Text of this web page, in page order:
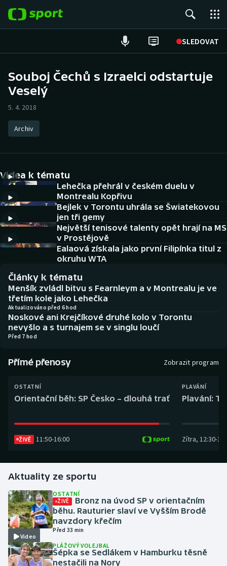
SLEDOVAT
Hokej
Atletika
DALŠÍ SPORTY
Americký fotbal
Baseball a softbal
Biatlon
Boby a skeleton
Box
Curling
Dostihy
Gymnastika
Házená
Jezdectví
Judo
NEPŘEHLÉDNĚTE
Historické návraty
Aplikace ČT sport
AZ kvíz
Souboj Čechů s Izraelci odstartuje
Veselý
5. 4. 2018
Archiv
Videa k tématu
Lehečka přehrál v českém duelu v
Montrealu Kopřivu
Bejlek v Torontu uhrála se Šwiatekovou
jen tři gemy
Největší tenisové talenty opět hrají na MS
v Prostějově
Ealaová získala jako první Filipínka titul z
okruhu WTA
Články k tématu
Menšík zvládl bitvu s Fearnleym a v Montrealu je ve
třetím kole jako Lehečka
Aktualizováno před 6 hod
Noskové ani Krejčíkové druhé kolo v Torontu
nevyšlo a s turnajem se v singlu loučí
Před 7 hod
Přímé přenosy Zobrazit program
OSTATNÍ
Orientační běh: SP Česko – dlouhá trať
ŽIVĚ 11:50-16:00
PLAVÁNÍ
Plavání:
Zítra, 12:30-
Aktuality ze sportu
Video
OSTATNÍ
ŽIVĚ
Bronz na úvod SP v orientačním
běhu. Rauturier slaví ve Vyšším Brodě
navzdory křečím
Před 33 min
PLÁŽOVÝ VOLEJBAL
Šépka se Sedlákem v Hamburku těsně
nestačili na Nory